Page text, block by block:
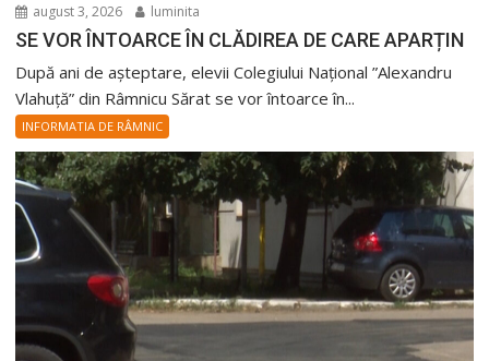
august 3, 2026 luminita
SE VOR ÎNTOARCE ÎN CLĂDIREA DE CARE APARȚIN
După ani de așteptare, elevii Colegiului Național ”Alexandru
Vlahuță” din Râmnicu Sărat se vor întoarce în...
INFORMATIA DE RÂMNIC